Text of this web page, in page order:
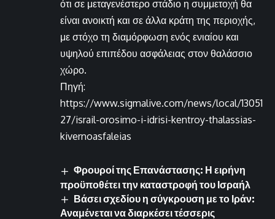
ότι σε μεταγενέστερο στάδιο η συμμετοχή θα
είναι ανοικτή και σε άλλα κράτη της περιοχής,
με στόχο τη διαμόρφωση ενός ενιαίου και
υψηλού επιπέδου ασφάλειας στον θαλάσσιο
χώρο.
Πηγή:
https://www.sigmalive.com/news/local/13051
27/israil-orosimo-i-idrisi-kentroy-thalassias-
kivernoasfaleias
Φρουροί της Επανάστασης: Η ειρήνη
προϋποθέτει την καταστροφή του Ισραήλ
Βάσει σχεδίου η σύγκρουση με το Ιράν:
Αναμένεται να διαρκέσει τέσσερις